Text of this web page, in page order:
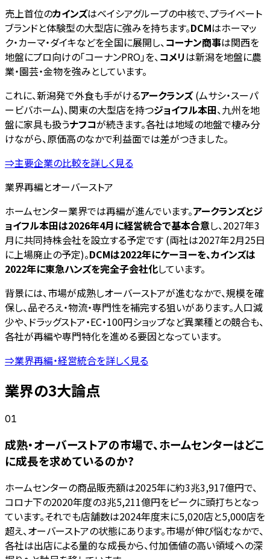
売上首位のカインズはベイシアグループの中核で、プライベート
ブランドと体験型の大型店に強みを持ちます。DCMはホーマッ
ク・カーマ・ダイキなどを全国に展開し、コーナン商事は関西を
地盤にプロ向けの「コーナンPRO」を、コメリは新潟を地盤に農
業・園芸・金物を強みとしています。
これに、新潟発で外食も手がけるアークランズ(ムサシ・スーパ
ービバホーム)、関東の大型店を持つジョイフル本田、九州を地
盤に家具も扱うナフコが続きます。各社は地域の地盤で棲み分
けながら、原価高のなかで利益面では差がつきました。
⇒主要企業の比較を詳しく見る
業界再編とオーバーストア
ホームセンター業界では再編が進んでいます。アークランズとジ
ョイフル本田は2026年4月に経営統合で基本合意し、2027年3
月に共同持株会社を設立する予定です (両社は2027年2月25日
に上場廃止の予定)。DCMは2022年にケーヨーを、カインズは
2022年に東急ハンズを完全子会社化しています。
背景には、市場が成熟しオーバーストアが進むなかで、規模を確
保し、品ぞろえ・物流・専門性を補完する狙いがあります。人口減
少や、ドラッグストア・EC・100円ショップなど異業種との競合も、
各社が再編や専門特化を進める要因となっています。
⇒業界再編・経営統合を詳しく見る
業界の3大論点
01
成熟・オーバーストアの市場で、ホームセンターはどこ
に成長を求めているのか?
ホームセンターの商品販売額は2025年に約3兆3,917億円で、
コロナ下の2020年度の3兆5,211億円をピークに頭打ちとなっ
ています。それでも店舗数は2024年度末に5,020店と5,000店を
超え、オーバーストアの状態にあります。市場が伸び悩むなかで、
各社は出店による量的な成長から、付加価値の高い領域への深